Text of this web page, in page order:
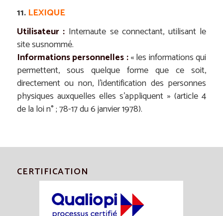
11. LEXIQUE
Utilisateur : Internaute se connectant, utilisant le
site susnommé.
Informations personnelles :« les informations qui
permettent, sous quelque forme que ce soit,
directement ou non, l’identification des personnes
physiques auxquelles elles s’appliquent » (article 4
de la loi n° ; 78-17 du 6 janvier 1978).
CERTIFICATION